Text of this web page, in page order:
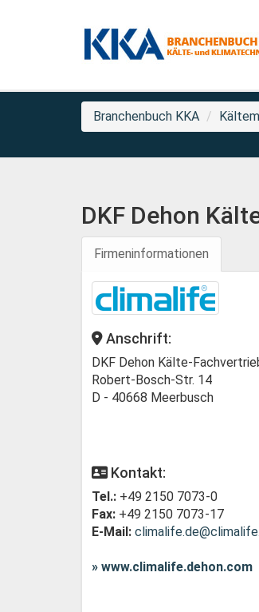
Branchenbuch KKA
DKF Dehon
Firmeninformationen
Anschrift:
DKF Dehon Kälte-
Robert-Bosch-Str. 14
D - 40668 Meerbusch
Kontakt:
Tel.: +49 2150 7073-0
Fax: +49 2150 7073-17
E-Mail:
» www.climalife.dehon.com